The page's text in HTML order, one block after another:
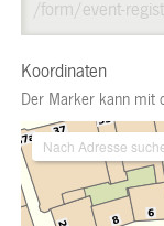
Koordinaten
Der Marker kann mit